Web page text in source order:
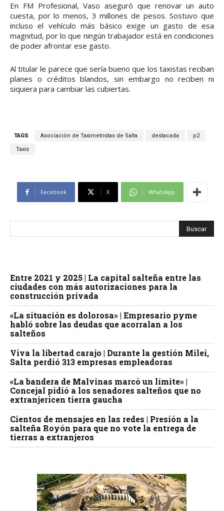
En FM Profesional, Vaso aseguró que renovar un auto
cuesta, por lo menos, 3 millones de pesos. Sostuvo que
incluso el vehículo más básico exige un gasto de esa
magnitud, por lo que ningún trabajador está en condiciones
de poder afrontar ese gasto.
Al titular le parece que sería bueno que los taxistas reciban
planes o créditos blandos, sin embargo no reciben ni
siquiera para cambiar las cubiertas.
TAGS Asociación de Taximetristas de Salta destacada p2
Taxis
Facebook X WhatsApp
Entre 2021 y 2025 | La capital salteña entre las
ciudades con más autorizaciones para la
construcción privada
«La situación es dolorosa» | Empresario pyme
habló sobre las deudas que acorralan a los
salteños
Viva la libertad carajo | Durante la gestión Milei,
Salta perdió 313 empresas empleadoras
«La bandera de Malvinas marcó un límite» |
Concejal pidió a los senadores salteños que no
extranjericen tierra gaucha
Cientos de mensajes en las redes | Presión a la
salteña Royón para que no vote la entrega de
tierras a extranjeros